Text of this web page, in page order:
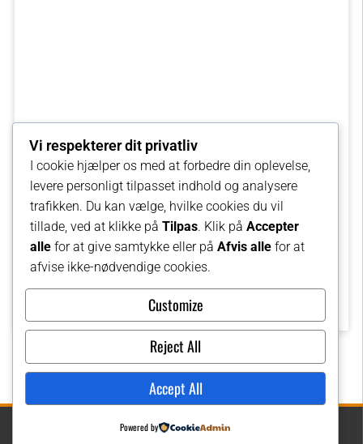
Vi respekterer dit privatliv
I cookie hjælper os med at forbedre din oplevelse,
levere personligt tilpasset indhold og analysere
trafikken. Du kan vælge, hvilke cookies du vil
tillade, ved at klikke på Tilpas. Klik på Accepter
alle for at give samtykke eller på Afvis alle for at
afvise ikke-nødvendige cookies.
Customize
Reject All
Accept All
Powered by